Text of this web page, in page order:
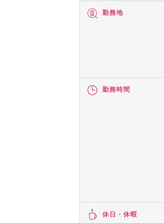
勤務地
勤務時間
休日・休暇